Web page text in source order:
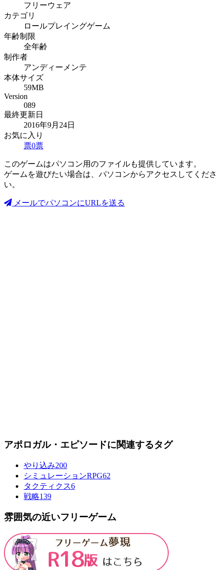
フリーウェア
カテゴリ
ロールプレイングゲーム
年齢制限
全年齢
制作者
アンディーメンテ
本体サイズ
59MB
Version
089
最終更新日
2016年9月24日
お気に入り
票0票
このゲームはパソコン用のファイルも提供しています。
ゲームを遊びたい場合は、パソコンからアクセスしてくださ
い。
メールでパソコンにURLを送る
アポロガル・エピソードに関連するタグ
やり込み200
シミュレーションRPG62
タクティクス6
戦略139
雰囲気の近いフリーゲーム